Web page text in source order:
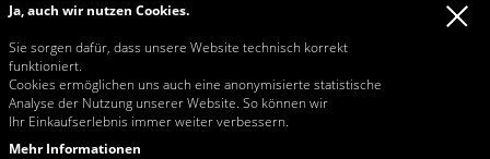
Ja, auch wir nutzen Cookies.
Sie sorgen dafür, dass unsere Website technisch korrekt
funktioniert.
Cookies ermöglichen uns auch eine anonymisierte statistische
Analyse der Nutzung unserer Website. So können wir
Ihr Einkaufserlebnis immer weiter verbessern.
Mehr Informationen
Kontakt
Fax: +43 / 1 / 815 42 32
Email:rosa@rosa-moser.at
Web:www.rosa-moser.at
Öffnungszeiten Büro & Verkauf
Mo - Mi 07:00-11:45 und 13:00-16:30